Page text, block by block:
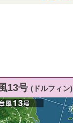
13号 (ドルフィン)